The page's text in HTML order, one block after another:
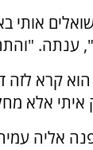
אותי
ענתה.
קרא
איתי אלא
אליה